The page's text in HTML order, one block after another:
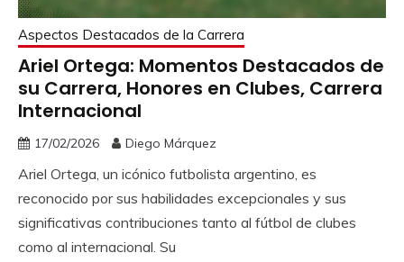
Aspectos Destacados de la Carrera
Ariel Ortega: Momentos Destacados de
su Carrera, Honores en Clubes, Carrera
Internacional
17/02/2026 Diego Márquez
Ariel Ortega, un icónico futbolista argentino, es
reconocido por sus habilidades excepcionales y sus
significativas contribuciones tanto al fútbol de clubes
como al internacional. Su